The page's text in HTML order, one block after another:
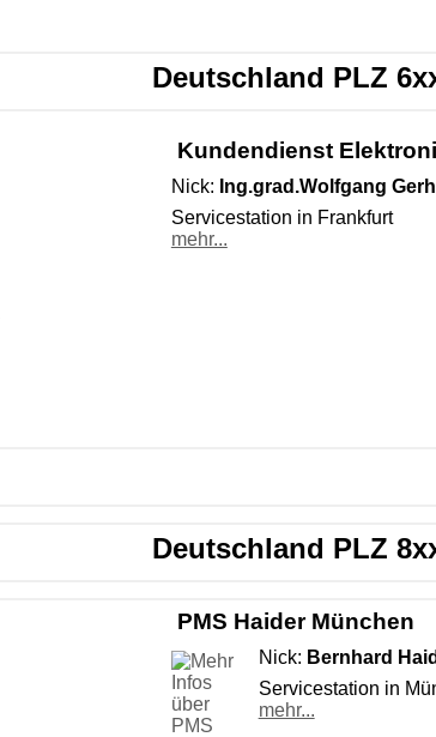
Deutschland PLZ
Kundendienst
Nick: Ing.grad.Wolfgang
Servicestation in Frankfurt
mehr...
Deutschland PLZ
PMS Haider München
Nick: Bernhard
Servicestation in
mehr...